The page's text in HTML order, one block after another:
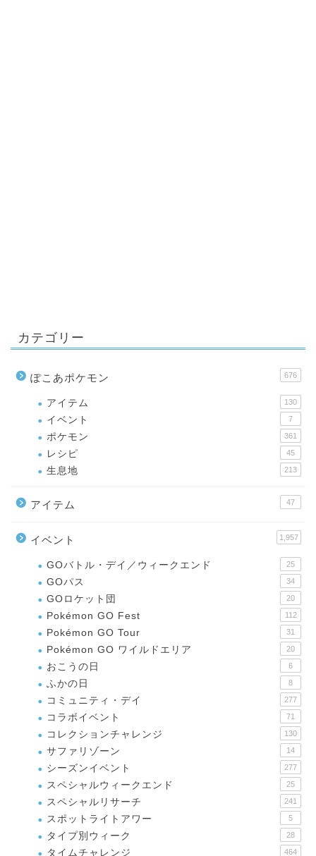
カテゴリー
ぽこあポケモン 676
アイテム 130
イベント 7
ポケモン 361
レシピ 45
生息地 213
アイテム 47
イベント 1,957
GOバトル・デイ／ウィークエンド 25
GOパス 34
GOロケット団 20
Pokémon GO Fest 112
Pokémon GO Tour 31
Pokémon GO ワイルドエリア 20
おこうの日 6
ふかの日 8
コミュニティ・デイ 277
コラボイベント 71
コレクションチャレンジ 130
サファリゾーン 14
シーズンイベント 277
スペシャルウィークエンド 25
スペシャルリサーチ 241
スポットライトアワー 5
タイプ別ウィーク 28
タイムチャレンジ 464